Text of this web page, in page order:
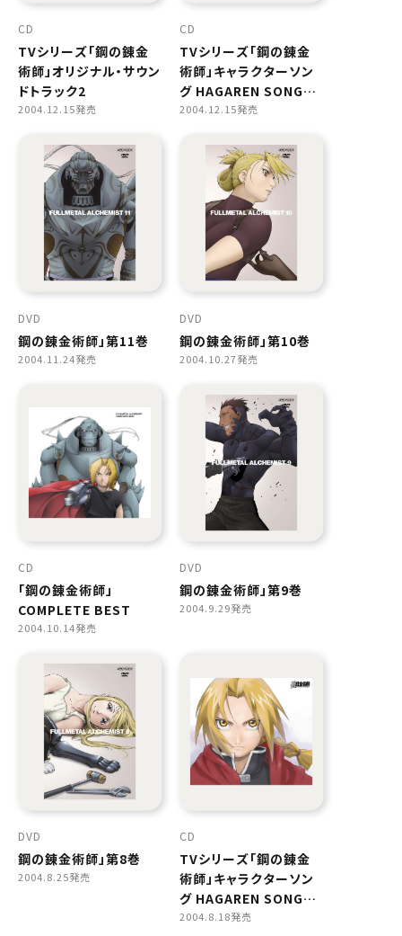
CD
TVシリーズ「鋼の錬金
術師」オリジナル・サウン
ドトラック2
2004.12.15発売
CD
TVシリーズ「鋼の錬金
術師」キャラクターソン
グ HAGAREN SONG
FILE -ROY MUSTANG-
2004.12.15発売
DVD
鋼の錬金術師」第11巻
2004.11.24発売
DVD
鋼の錬金術師」第10巻
2004.10.27発売
CD
「鋼の錬金術師」
COMPLETE BEST
2004.10.14発売
DVD
鋼の錬金術師」第9巻
2004.9.29発売
DVD
鋼の錬金術師」第8巻
2004.8.25発売
CD
TVシリーズ「鋼の錬金
術師」キャラクターソン
グ HAGAREN SONG
FILE -EDWARD
2004.8.18発売